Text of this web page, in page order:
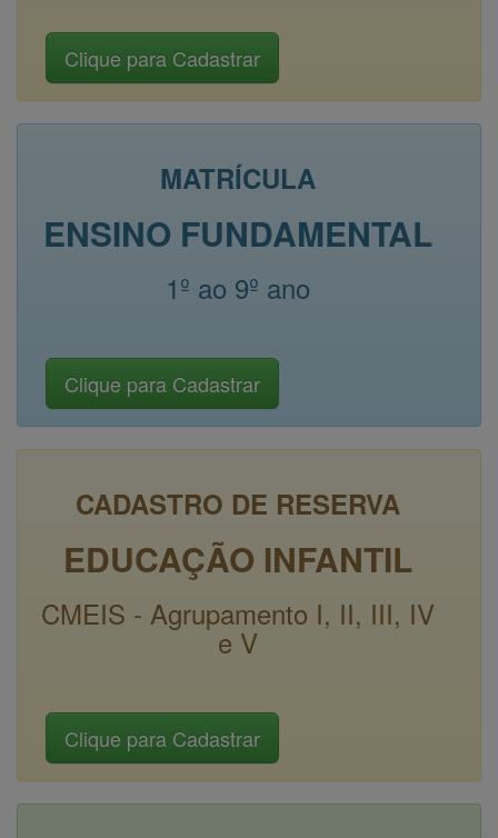
MATRÍCULA
ENSINO FUNDAMENTAL
1º ao 9º ano
CADASTRO DE RESERVA
EDUCAÇÃO INFANTIL
CMEIS - Agrupamento I, II, III, IV
e V